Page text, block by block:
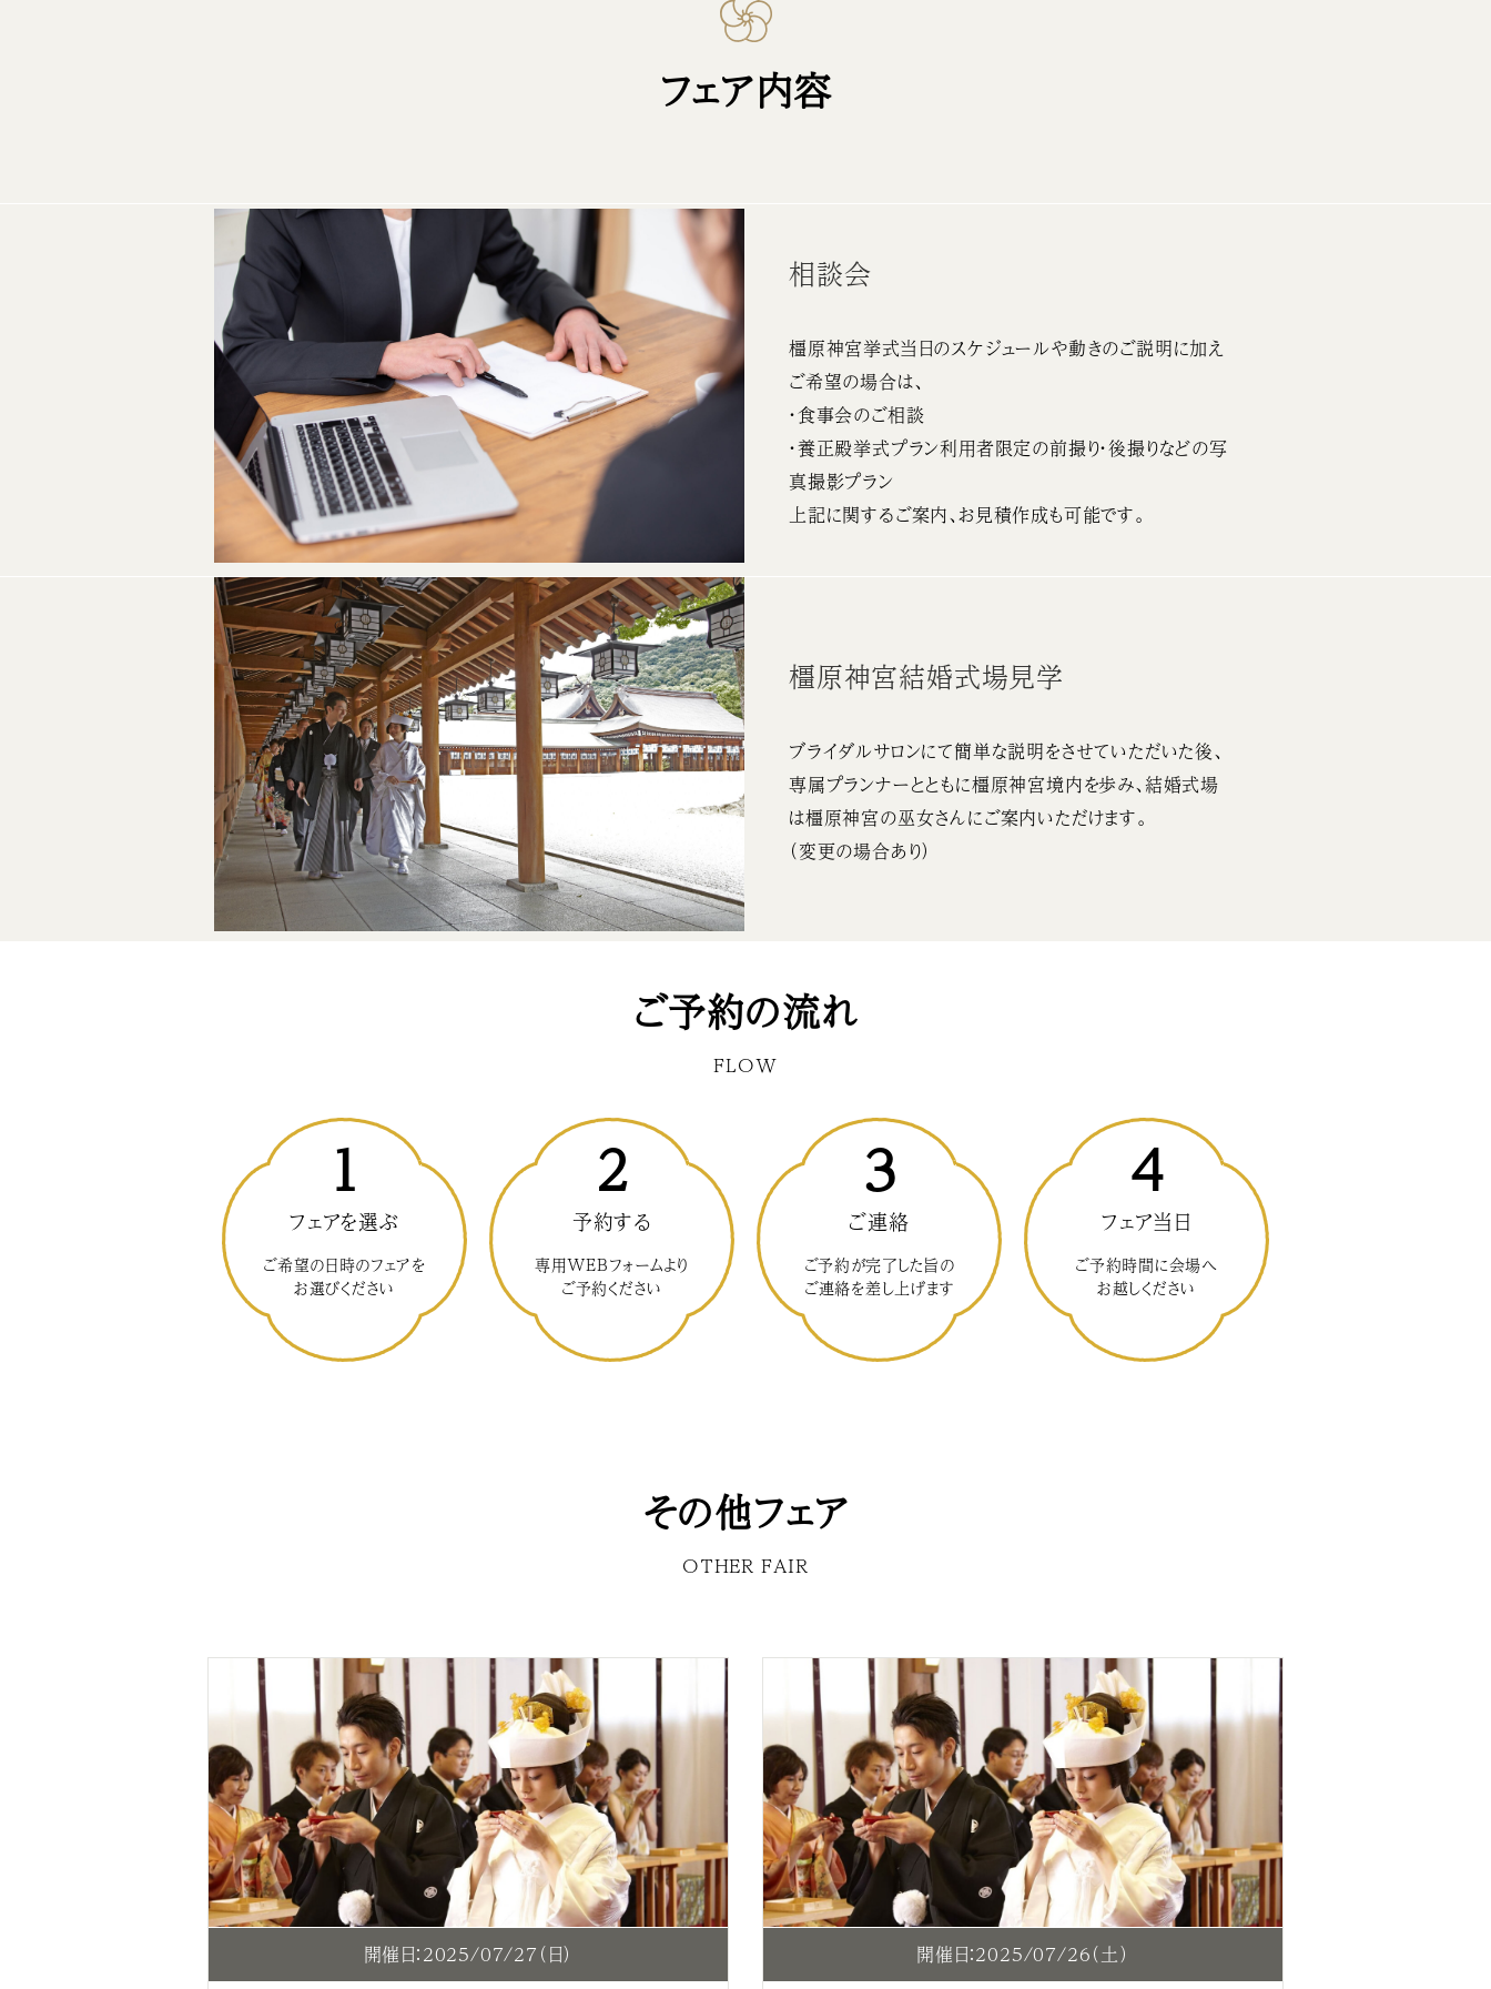
フェア内容
相談会
橿原神宮挙式当日のスケジュールや動きのご説明に加え
ご希望の場合は、
・食事会のご相談
・養正殿挙式プラン利用者限定の前撮り・後撮りなどの写
真撮影プラン
上記に関するご案内、お見積作成も可能です。
橿原神宮結婚式場見学
ブライダルサロンにて簡単な説明をさせていただいた後、
専属プランナーとともに橿原神宮境内を歩み、結婚式場
は橿原神宮の巫女さんにご案内いただけます。
（変更の場合あり）
ご予約の流れ
FLOW
1
フェアを選ぶ
ご希望の日時のフェアを
お選びください
2
予約する
専用WEBフォームより
ご予約ください
3
ご連絡
ご予約が完了した旨の
ご連絡を差し上げます
4
フェア当日
ご予約時間に会場へ
お越しください
その他フェア
OTHER FAIR
開催日：2025/07/27（日） 開催日：2025/07/26（土）